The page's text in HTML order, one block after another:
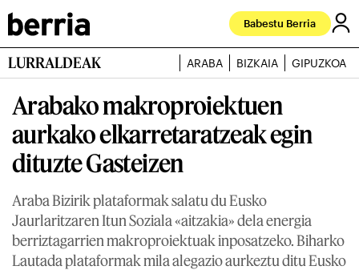
Babestu Berria
LURRALDEAK ARABA BIZKAIA GIPUZKOA
Arabako makroproiektuen
aurkako elkarretaratzeak egin
dituzte Gasteizen
Araba Bizirik plataformak salatu du Eusko
Jaurlaritzaren Itun Soziala «aitzakia» dela energia
berriztagarrien makroproiektuak inposatzeko. Biharko
Lautada plataformak mila alegazio aurkeztu ditu Eusko